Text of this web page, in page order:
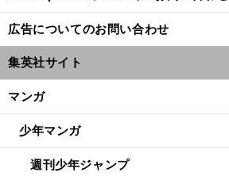
広告についてのお問い合わせ
集英社サイト
マンガ
少年マンガ
週刊少年ジャンプ